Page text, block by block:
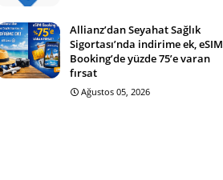
Allianz’dan Seyahat Sağlık
Sigortası’nda indirime ek, eSIM
Booking’de yüzde 75’e varan
fırsat
Ağustos 05, 2026